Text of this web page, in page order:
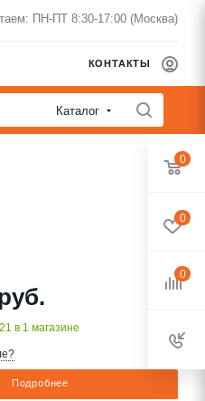
ПН-ПТ 8:30-17:00 (Москва)
КОНТАКТЫ
Каталог
в 1 магазине
Подробнее
0
0
0